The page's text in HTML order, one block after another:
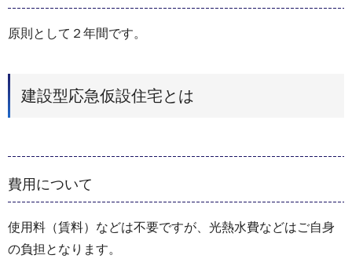
原則として２年間です。
建設型応急仮設住宅とは
費用について
使用料（賃料）などは不要ですが、光熱水費などはご自身
の負担となります。